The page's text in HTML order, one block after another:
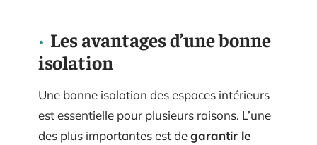
Les avantages d’une bonne
isolation
Une bonne isolation des espaces intérieurs
est essentielle pour plusieurs raisons. L’une
des plus importantes est degarantir le